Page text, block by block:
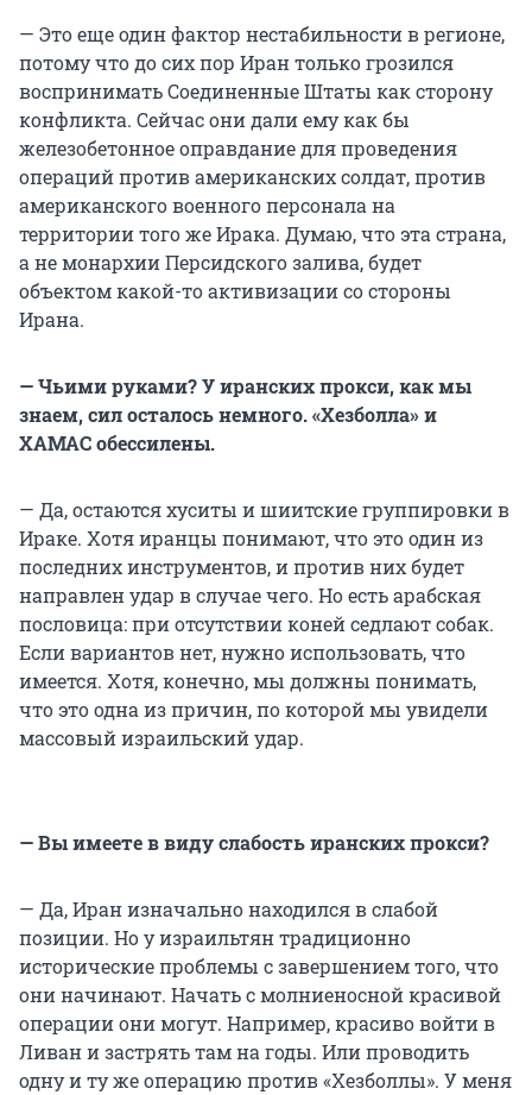
— Это еще один фактор нестабильности в регионе,
потому что до сих пор Иран только грозился
воспринимать Соединенные Штаты как сторону
конфликта. Сейчас они дали ему как бы
железобетонное оправдание для проведения
операций против американских солдат, против
американского военного персонала на
территории того же Ирака. Думаю, что эта страна,
а не монархии Персидского залива, будет
объектом какой-то активизации со стороны
Ирана.
— Чьими руками? У иранских прокси, как мы
знаем, сил осталось немного. «Хезболла» и
ХАМАС обессилены.
— Да, остаются хуситы и шиитские группировки в
Ираке. Хотя иранцы понимают, что это один из
последних инструментов, и против них будет
направлен удар в случае чего. Но есть арабская
пословица: при отсутствии коней седлают собак.
Если вариантов нет, нужно использовать, что
имеется. Хотя, конечно, мы должны понимать,
что это одна из причин, по которой мы увидели
массовый израильский удар.
— Вы имеете в виду слабость иранских прокси?
— Да, Иран изначально находился в слабой
позиции. Но у израильтян традиционно
исторические проблемы с завершением того, что
они начинают. Начать с молниеносной красивой
операции они могут. Например, красиво войти в
Ливан и застрять там на годы. Или проводить
одну и ту же операцию против «Хезболлы». У меня